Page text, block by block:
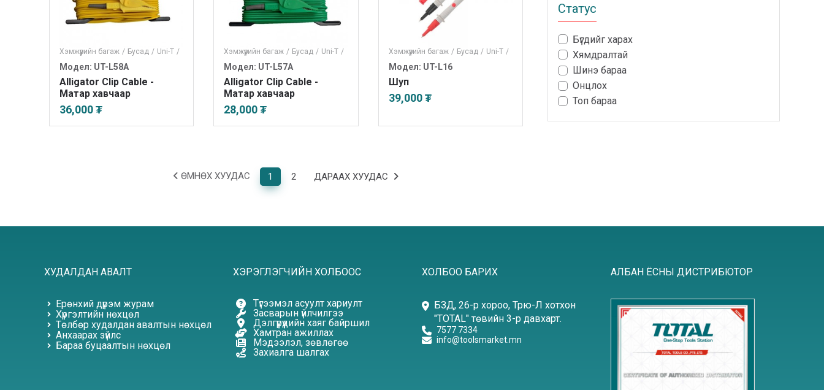
Хэмжүүрийн багаж / Бусад / Uni-T /
Модел: UT-L58A
Alligator Clip Cable -
Матар хавчаар
36,000 ₮
Хэмжүүрийн багаж / Бусад / Uni-T /
Модел: UT-L57A
Alligator Clip Cable -
Матар хавчаар
28,000 ₮
Хэмжүүрийн багаж / Бусад / Uni-T /
Модел: UT-L16
Шуп
39,000 ₮
ӨМНӨХ ХУУДАС 1 2 ДАРААХ ХУУДАС
Статус
Бүгдийг харах
Хямдралтай
Шинэ бараа
Онцлох
Топ бараа
ХУДАЛДАН АВАЛТ
Ерөнхий дүрэм журам
Хүргэлтийн нөхцөл
Төлбөр худалдан авалтын нөхцөл
Анхаарах зүйлс
Бараа буцаалтын нөхцөл
ХЭРЭГЛЭГЧИЙН ХОЛБООС
Түгээмэл асуулт хариулт
Засварын үйлчилгээ
Дэлгүүрүүдийн хаяг байршил
Хамтран ажиллах
Мэдээлэл, зөвлөгөө
Захиалга шалгах
ХОЛБОО БАРИХ
БЗД, 26-р хороо, Трю-Л хотхон
"TOTAL" төвийн 3-р давхарт.
7577 7334
info@toolsmarket.mn
АЛБАН ЁСНЫ ДИСТРИБЮТОР